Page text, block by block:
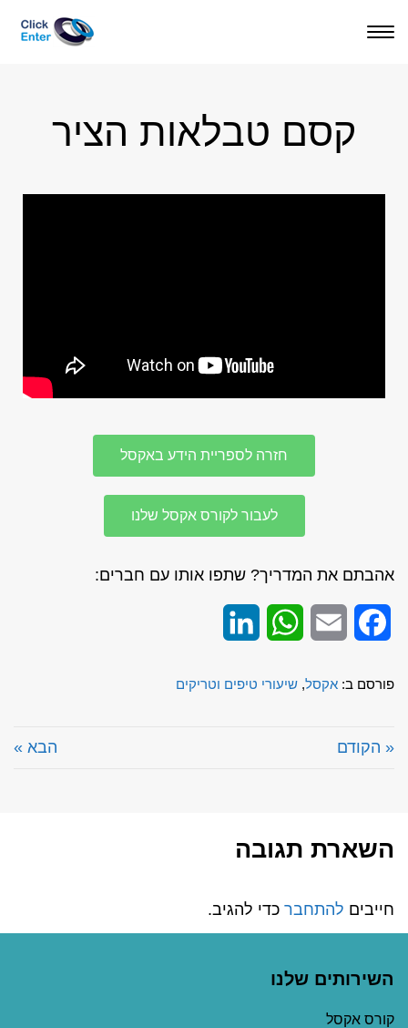
תפריט
קסם טבלאות הציר
חזרה לספריית הידע באקסל
לעבור לקורס אקסל שלנו
אהבתם את המדריך? שתפו אותו עם חברים:
Facebook
Email
WhatsApp
פורסם ב: אקסל, שיעורי טיפים וטריקים
« הקודם הבא »
השארת תגובה
חייבים להתחבר כדי להגיב.
השירותים שלנו
קורס אקסל